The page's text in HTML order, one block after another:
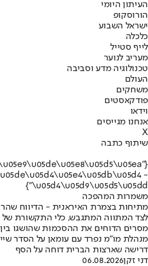
העיתון היומי
הורוסקופ
ישראל השבוע
כלכלה
לייף סטייל
מעריב לנוער
טכנולוגיה מדע וסביבה
העולם
משחקים
פודקאסטים
וידאו
אנחנו מגייסים
X
שיתוף כתבה
-
\u05d4\u05d9\u05d5\u05dd"}
משמרות המהפכה
מתיחות בצמרת האיראנית - הדיווח
לצד המתווה המתגבש, כלי התקשורת של
מסרים הדוחים את ההסכמות שהושגו
מנהלת מו"מ נפרד עם עומאן על הסדר
דרישה שארצות הברית דוחה על הסף
דני זקן06.08.2026